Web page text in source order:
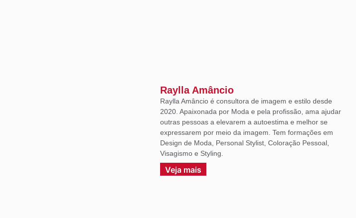
Raylla Amâncio
Raylla Amâncio é consultora de imagem e estilo desde
2020. Apaixonada por Moda e pela profissão, ama ajudar
outras pessoas a elevarem a autoestima e melhor se
expressarem por meio da imagem. Tem formações em
Design de Moda, Personal Stylist, Coloração Pessoal,
Visagismo e Styling.
Veja mais